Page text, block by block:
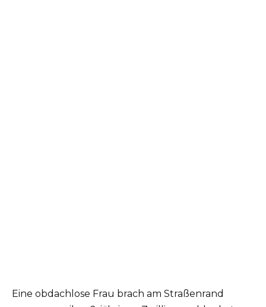
Eine obdachlose Frau brach am Straßenrand